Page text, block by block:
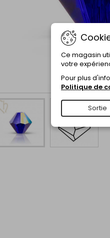
Ce magasin
votre
Pour plus
Politique de
Sortie